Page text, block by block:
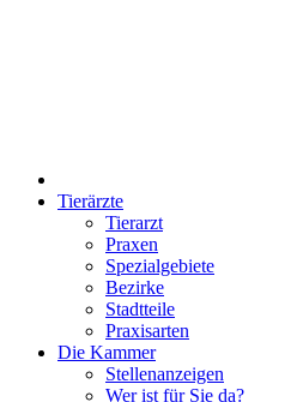
Tierärzte
Tierarzt
Praxen
Spezialgebiete
Bezirke
Stadtteile
Praxisarten
Die Kammer
Stellenanzeigen
Wer ist für Sie da?